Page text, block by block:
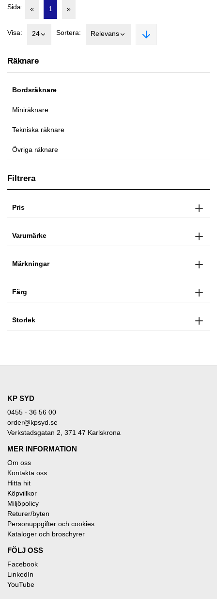
Räknare
Bordsräknare
Miniräknare
Tekniska räknare
Övriga räknare
Filtrera
Pris
Varumärke
Märkningar
Färg
Storlek
Sida: « 1 »
Visa: 24 Sortera: Relevans
KP SYD
0455 - 36 56 00
order@kpsyd.se
Verkstadsgatan 2, 371 47 Karlskrona
MER INFORMATION
Om oss
Kontakta oss
Hitta hit
Köpvillkor
Miljöpolicy
Returer/byten
Personuppgifter och cookies
Kataloger och broschyrer
FÖLJ OSS
Facebook
LinkedIn
YouTube